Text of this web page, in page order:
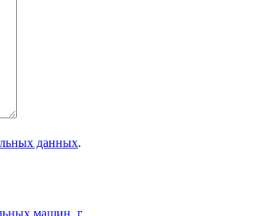
данных.
машин, г…